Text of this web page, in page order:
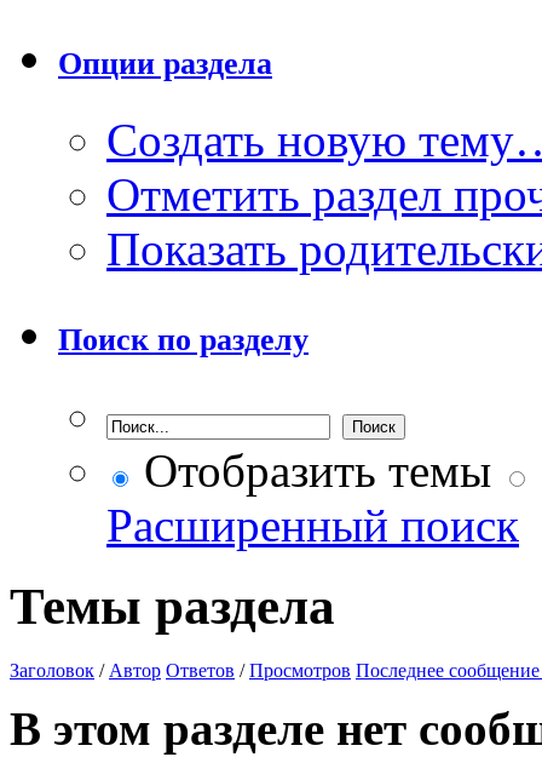
Опции раздела
Создать новую
Отметить раздел
Показать
Поиск по разделу
Отобразить темы
Расширенный поиск
Темы раздела
Заголовок / Автор Ответов /Просмотров Последнее сообщение
В этом разделе нет